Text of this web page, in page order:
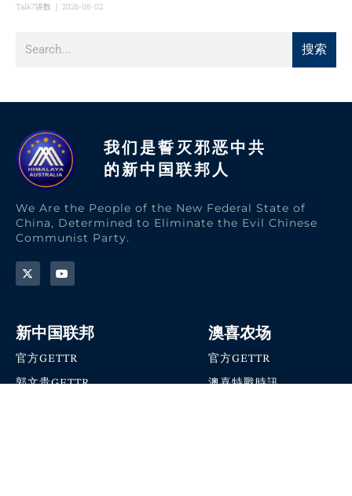
Talk7讲数 2026-08-02
搜索
我们是誓灭邪恶中共
的新中国联邦人​
We Are the People of the New Federal State of
China, Determined to Eliminate the Evil Chinese
Communist Party.
新中国联邦
官方GETTR
郭文贵GETTR
澳喜农场
官方GETTR
澳喜特戰時訊